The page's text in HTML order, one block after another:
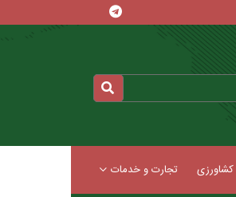
کشاورزی تجارت و خدمات